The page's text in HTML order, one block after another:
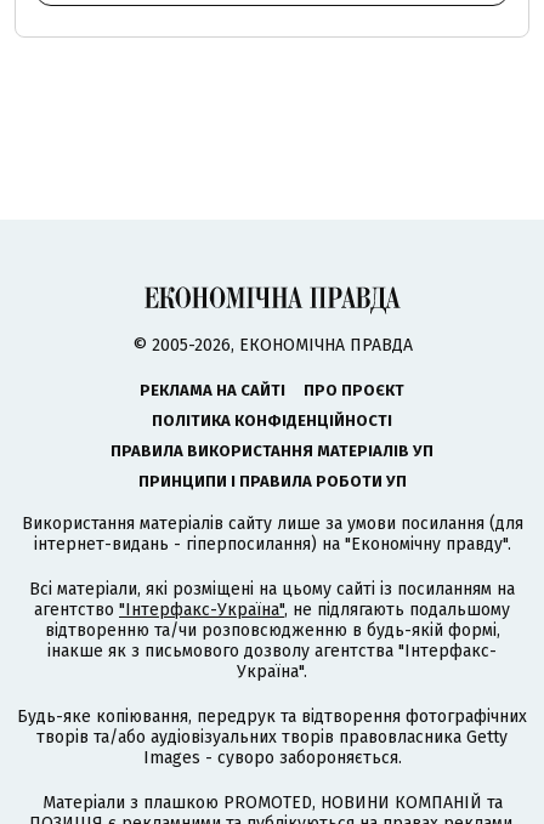
© 2005-2026, ЕКОНОМІЧНА ПРАВДА
РЕКЛАМА НА САЙТІ
ПРО ПРОЄКТ
ПОЛІТИКА КОНФІДЕНЦІЙНОСТІ
ПРАВИЛА ВИКОРИСТАННЯ МАТЕРІАЛІВ УП
ПРИНЦИПИ І ПРАВИЛА РОБОТИ УП
Використання матеріалів сайту лише за умови посилання (для
інтернет-видань - гіперпосилання) на "Економічну правду".
Всі матеріали, які розміщені на цьому сайті із посиланням на
агентство "Інтерфакс-Україна", не підлягають подальшому
відтворенню та/чи розповсюдженню в будь-якій формі,
інакше як з письмового дозволу агентства "Інтерфакс-
Україна".
Будь-яке копіювання, передрук та відтворення фотографічних
творів та/або аудіовізуальних творів правовласника Getty
Images - суворо забороняється.
Матеріали з плашкою PROMOTED, НОВИНИ КОМПАНІЙ та